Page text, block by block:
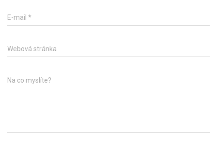
E-mail *
Webová stránka
Na co myslíte?